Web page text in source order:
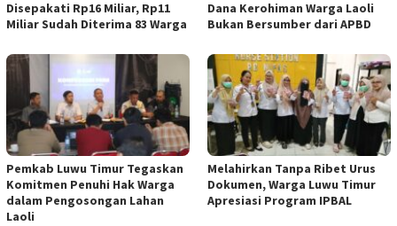
Disepakati Rp16 Miliar, Rp11
Miliar Sudah Diterima 83 Warga
Dana Kerohiman Warga Laoli
Bukan Bersumber dari APBD
Pemkab Luwu Timur Tegaskan
Komitmen Penuhi Hak Warga
dalam Pengosongan Lahan
Laoli
Melahirkan Tanpa Ribet Urus
Dokumen, Warga Luwu Timur
Apresiasi Program IPBAL